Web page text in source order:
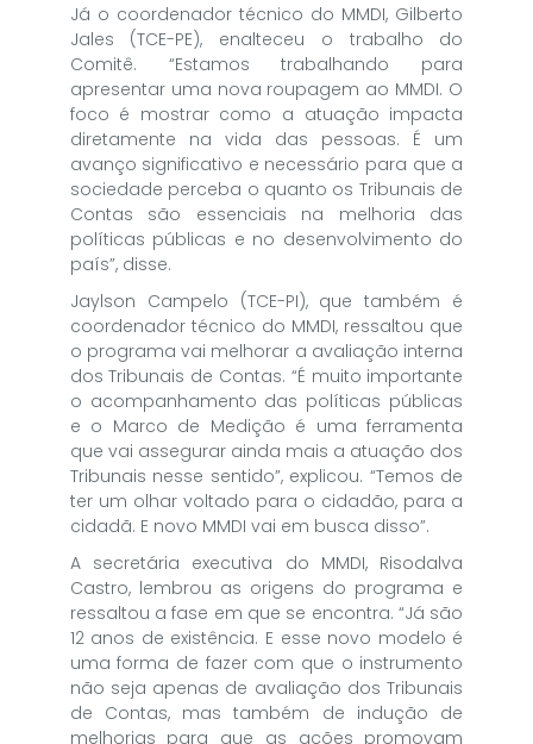
Já o coordenador técnico do MMDI, Gilberto
Jales (TCE-PE), enalteceu o trabalho do
Comitê. “Estamos trabalhando para
apresentar uma nova roupagem ao MMDI. O
foco é mostrar como a atuação impacta
diretamente na vida das pessoas. É um
avanço significativo e necessário para que a
sociedade perceba o quanto os Tribunais de
Contas são essenciais na melhoria das
políticas públicas e no desenvolvimento do
país”, disse.
Jaylson Campelo (TCE-PI), que também é
coordenador técnico do MMDI, ressaltou que
o programa vai melhorar a avaliação interna
dos Tribunais de Contas. “É muito importante
o acompanhamento das políticas públicas
e o Marco de Medição é uma ferramenta
que vai assegurar ainda mais a atuação dos
Tribunais nesse sentido”, explicou. “Temos de
ter um olhar voltado para o cidadão, para a
cidadã. E novo MMDI vai em busca disso”.
A secretária executiva do MMDI, Risodalva
Castro, lembrou as origens do programa e
ressaltou a fase em que se encontra. “Já são
12 anos de existência. E esse novo modelo é
uma forma de fazer com que o instrumento
não seja apenas de avaliação dos Tribunais
de Contas, mas também de indução de
melhorias para que as ações promovam